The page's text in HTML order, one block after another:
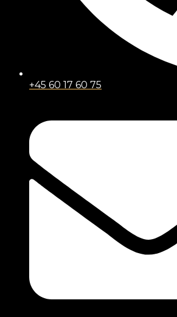
+45 60 17 60 75